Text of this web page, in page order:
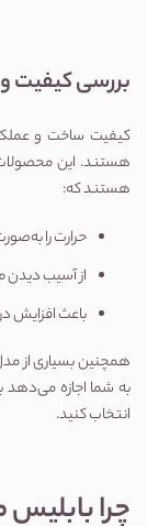
بررسی کیفیت
کیفیت ساخت و
هستند که:
حرارت را به‌صورت یکنواخت پخش می‌کنند
از آسیب دیدن
باعث افزایش
همچنین بسیاری از
انتخاب کنید.